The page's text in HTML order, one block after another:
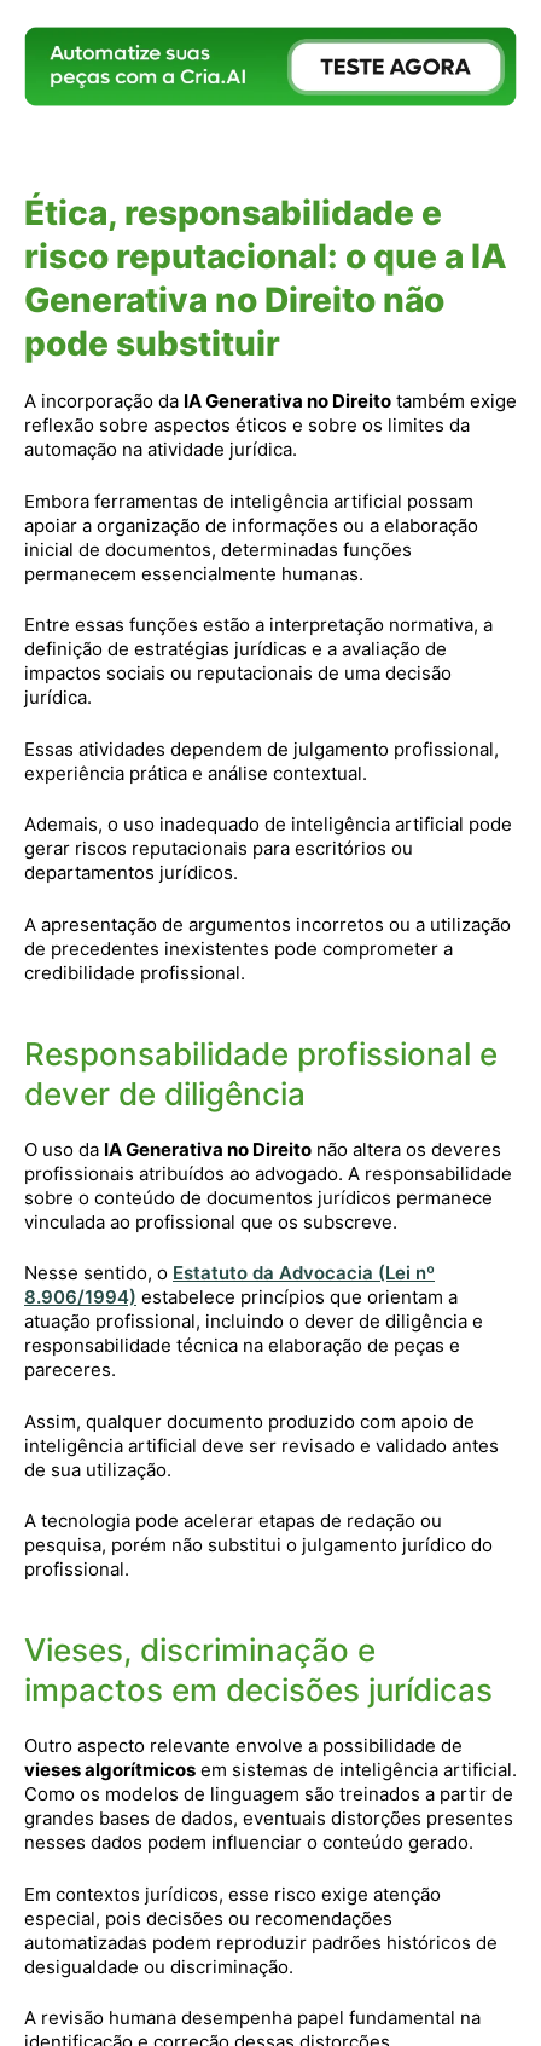
Ética, responsabilidade e
risco reputacional: o que a IA
Generativa no Direito não
pode substituir
A incorporação da IA Generativa no Direito também exige
reflexão sobre aspectos éticos e sobre os limites da
automação na atividade jurídica.
Embora ferramentas de inteligência artificial possam
apoiar a organização de informações ou a elaboração
inicial de documentos, determinadas funções
permanecem essencialmente humanas.
Entre essas funções estão a interpretação normativa, a
definição de estratégias jurídicas e a avaliação de
impactos sociais ou reputacionais de uma decisão
jurídica.
Essas atividades dependem de julgamento profissional,
experiência prática e análise contextual.
Ademais, o uso inadequado de inteligência artificial pode
gerar riscos reputacionais para escritórios ou
departamentos jurídicos.
A apresentação de argumentos incorretos ou a utilização
de precedentes inexistentes pode comprometer a
credibilidade profissional.
Responsabilidade profissional e
dever de diligência
O uso da IA Generativa no Direito não altera os deveres
profissionais atribuídos ao advogado. A responsabilidade
sobre o conteúdo de documentos jurídicos permanece
vinculada ao profissional que os subscreve.
Nesse sentido, o Estatuto da Advocacia (Lei nº
8.906/1994) estabelece princípios que orientam a
atuação profissional, incluindo o dever de diligência e
responsabilidade técnica na elaboração de peças e
pareceres.
Assim, qualquer documento produzido com apoio de
inteligência artificial deve ser revisado e validado antes
de sua utilização.
A tecnologia pode acelerar etapas de redação ou
pesquisa, porém não substitui o julgamento jurídico do
profissional.
Vieses, discriminação e
impactos em decisões jurídicas
Outro aspecto relevante envolve a possibilidade de
vieses algorítmicos em sistemas de inteligência artificial.
Como os modelos de linguagem são treinados a partir de
grandes bases de dados, eventuais distorções presentes
nesses dados podem influenciar o conteúdo gerado.
Em contextos jurídicos, esse risco exige atenção
especial, pois decisões ou recomendações
automatizadas podem reproduzir padrões históricos de
desigualdade ou discriminação.
A revisão humana desempenha papel fundamental na